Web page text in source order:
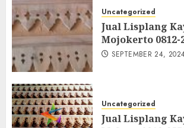
Uncategorized
Jual Lisplang
Mojokerto 0812-
SEPTEMBER 24,
Uncategorized
Jual Lisplang